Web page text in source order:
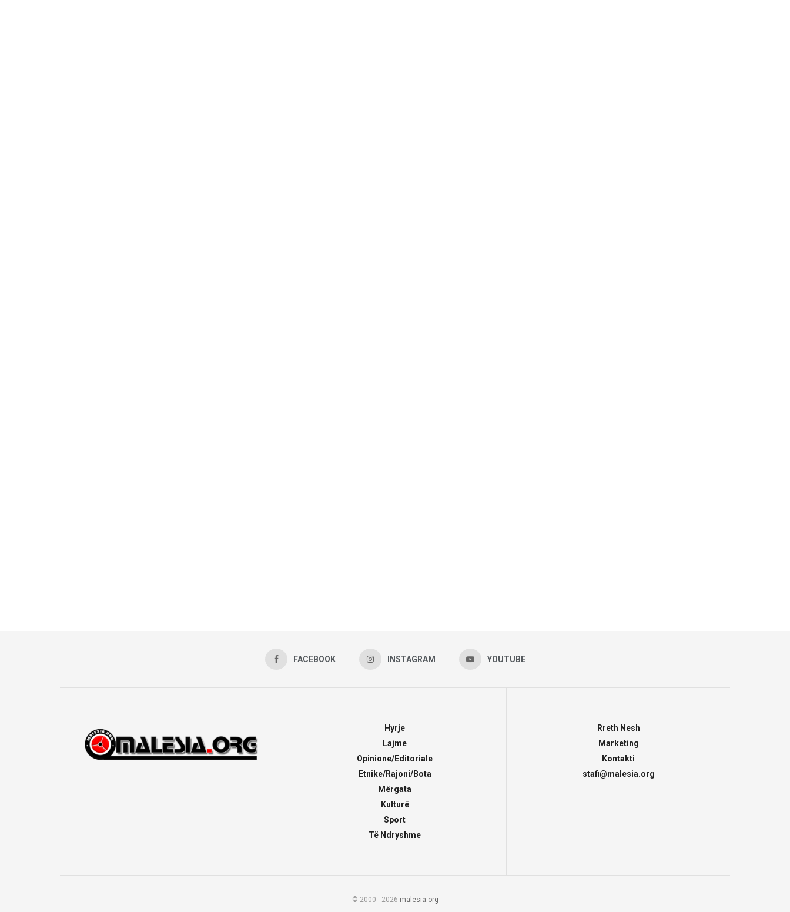
FACEBOOK INSTAGRAM YOUTUBE
Hyrje
Lajme
Opinione/Editoriale
Etnike/Rajoni/Bota
Mërgata
Kulturë
Sport
Të Ndryshme
Rreth Nesh
Marketing
Kontakti
stafi@malesia.org
© 2000 - 2026 malesia.org